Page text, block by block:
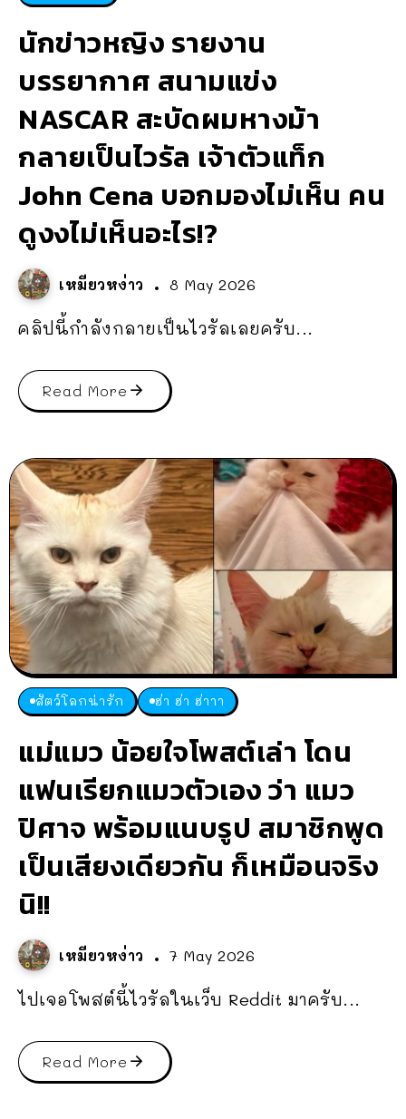
นักข่าวหญิง รายงาน
บรรยากาศ สนามแข่ง
NASCAR สะบัดผมหางม้า
กลายเป็นไวรัล เจ้าตัวแท็ก
John Cena บอกมองไม่เห็น คน
ดูงงไม่เห็นอะไร!?
เหมียวหง่าว 8 May 2026
คลิปนี้กำลังกลายเป็นไวรัลเลยครับ...
Read More
สัตว์โลกน่ารัก ฮ่า ฮ่า ฮ่าาา
แม่แมว น้อยใจโพสต์เล่า โดน
แฟนเรียกแมวตัวเอง ว่า แมว
ปิศาจ พร้อมแนบรูป สมาชิกพูด
เป็นเสียงเดียวกัน ก็เหมือนจริง
นิ!!
เหมียวหง่าว 7 May 2026
ไปเจอโพสต์นี้ไวรัลในเว็บ Reddit มาครับ...
Read More